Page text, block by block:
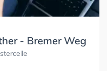
- Bremer Weg